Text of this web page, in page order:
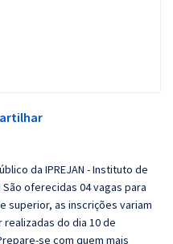
da IPREJAN - Instituto de
oferecidas 04 vagas para
superior, as inscrições variam
realizadas do dia 10 de
se com quem mais